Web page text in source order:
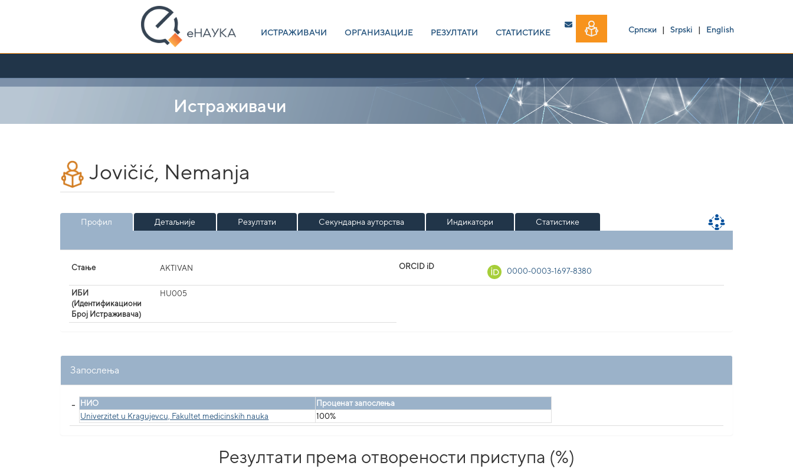
ИСТРАЖИВАЧИ
ОРГАНИЗАЦИЈЕ РЕЗУЛТАТИ СТАТИСТИКЕ Српски |Srpski | English
Истраживачи
Jovičić, Nemanja
Профил Детаљније Резултати Секундарна ауторства Индикатори Статистике
Стање AKTIVAN ORCID iD
0000-0003-1697-8380
ИБИ
(Идентификациони
Број Истраживача)
HU005
Запослења
НИО
Проценат запослења
Univerzitet u Kragujevcu, Fakultet medicinskih nauka
100%
Резултати према отворености приступа (%)